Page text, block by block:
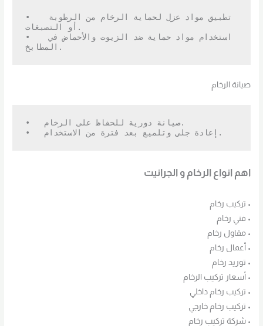
•   تطبيق مواد عزل لحماية الرخام من الرطوبة
أو التصبغات.
•   استخدام مواد حماية ضد الزيوت والأحماض في
المطابخ.
صيانة الرخام
•   صيانة دورية للحفاظ على الرخام.
•   إعادة جلي وتلميع بعد فترة من الاستخدام.
اهم انواع الرخام و الجرانيت
• تركيب رخام
• فني رخام
• مقاول رخام
• أعمال رخام
• توريد رخام
• أسعار تركيب الرخام
• تركيب رخام داخلي
• تركيب رخام خارجي
• شركة تركيب رخام